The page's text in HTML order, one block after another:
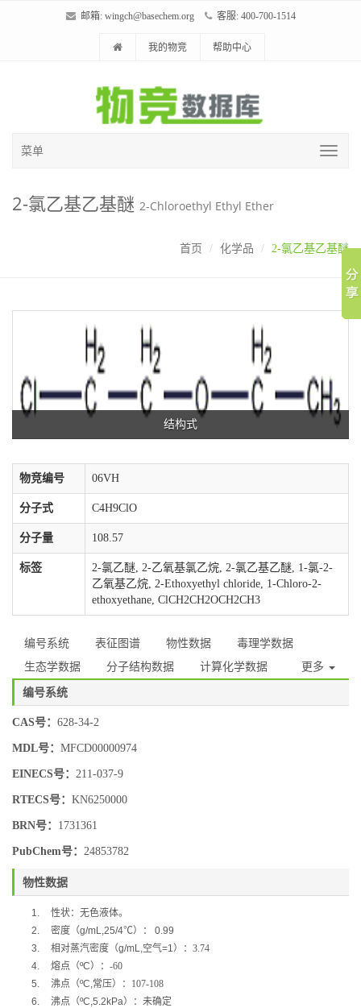
邮箱: wingch@basechem.org 客服: 400-700-1514
我的物竞 帮助中心
菜单
2-氯乙基乙基醚 2-Chloroethyl Ethyl Ether
首页 化学品 2-氯乙基乙基醚
结构式
物竞编号 06VH
分子式 C4H9ClO
分子量 108.57
标签
2-氯乙醚, 2-乙氧基氯乙烷, 2-氯乙基乙醚, 1-氯-2-
乙氧基乙烷, 2-Ethoxyethyl chloride, 1-Chloro-2-
ethoxyethane, ClCH2CH2OCH2CH3
编号系统 表征图谱 物性数据
毒理学数据
生态学数据
分子结构数据 计算化学数据 更多
编号系统
CAS号： 628-34-2
MDL号： MFCD00000974
EINECS号： 211-037-9
RTECS号： KN6250000
BRN号： 1731361
PubChem号： 24853782
物性数据
1.
性状：无色液体。
2.
密度（g/mL,25/4℃）：
0.99
3.
相对蒸汽密度（g/mL,空气=1）：3.74
4.
熔点（ºC）：-60
5.
沸点（ºC,常压）：107-108
6.
沸点（ºC,5.2kPa）：未确定